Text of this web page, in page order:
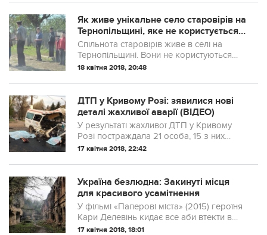
місць України.
Як живе унікальне село старовірів на
Тернопільщині, яке не користується
благами цивілізації
Спільнота старовірів живе в селі на
Тернопільщині. Вони не користуються
жодними благами цивілізації і все
"кашкетниками" через те, що чоловіки
громади змалку носять картузи.
Водночас ці віряни не носять одя...
18 квітня 2018, 20:48
ДТП у Кривому Розі: зявилися нові
деталі жахливої аварії (ВІДЕО)
У результаті жахливої ДТП у Кривому
Розі постраждала 21 особа, 15 з них
госпіталізовані, 4 у важкому стані в
17 квітня 2018, 22:42
Україна безлюдна: Закинуті місця
для красивого усамітнення
У фільмі «Паперові міста» (2015) героїня
Кари Делевінь кидає все аби втекти в
«місто», де буде єдиною мешканкою. А
17 квітня 2018, 18:01